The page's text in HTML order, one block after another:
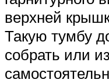
верхней
Такую тумбу
собрать или